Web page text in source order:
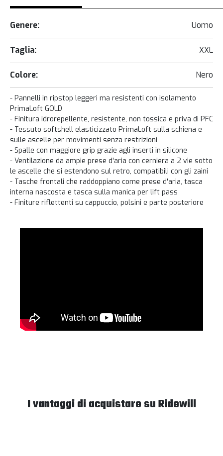
Genere: Uomo
Taglia: XXL
Colore: Nero
- Pannelli in ripstop leggeri ma resistenti con isolamento
PrimaLoft GOLD
- Finitura idrorepellente, resistente, non tossica e priva di PFC
- Tessuto softshell elasticizzato PrimaLoft sulla schiena e
sulle ascelle per movimenti senza restrizioni
- Spalle con maggiore grip grazie agli inserti in silicone
- Ventilazione da ampie prese d'aria con cerniera a 2 vie sotto
le ascelle che si estendono sul retro, compatibili con gli zaini
- Tasche frontali che raddoppiano come prese d'aria, tasca
interna nascosta e tasca sulla manica per lift pass
- Finiture riflettenti su cappuccio, polsini e parte posteriore
I vantaggi di acquistare su Ridewill